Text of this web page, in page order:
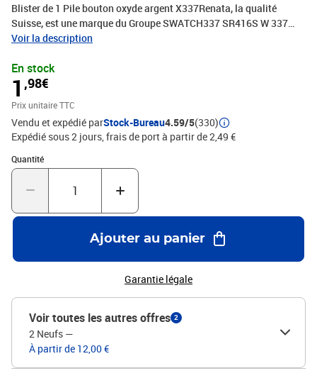
Blister de 1 Pile bouton oxyde argent X337Renata, la qualité
Suisse, est une marque du Groupe SWATCH337 SR416S W 337
SR416
Voir la description
En stock
1 ,98€
Prix unitaire TTC
Vendu et expédié parStock-Bureau4.59/5(330)
Expédié sous 2 jours, frais de port à partir de 2,49 €
Quantité
Quantité : 1
Ajouter au panier
Garantie légale
Voir toutes les autres offres 2
2 Neufs —
À partir de 12,00 €